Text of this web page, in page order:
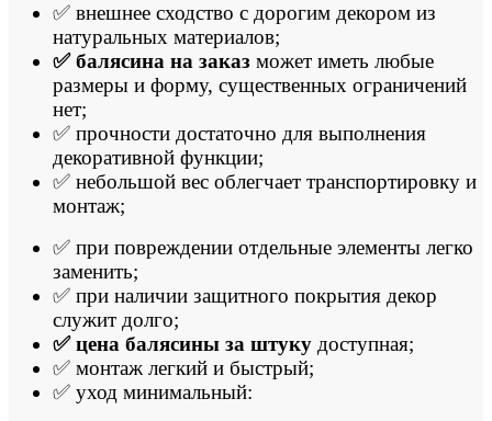
✅ внешнее сходство с дорогим декором из
натуральных материалов;
✅ балясина на заказ может иметь любые
размеры и форму, существенных ограничений
нет;
✅ прочности достаточно для выполнения
декоративной функции;
✅ небольшой вес облегчает транспортировку и
монтаж;
✅ при повреждении отдельные элементы легко
заменить;
✅ при наличии защитного покрытия декор
служит долго;
✅ цена балясины за штуку доступная;
✅ монтаж легкий и быстрый;
✅ уход минимальный: